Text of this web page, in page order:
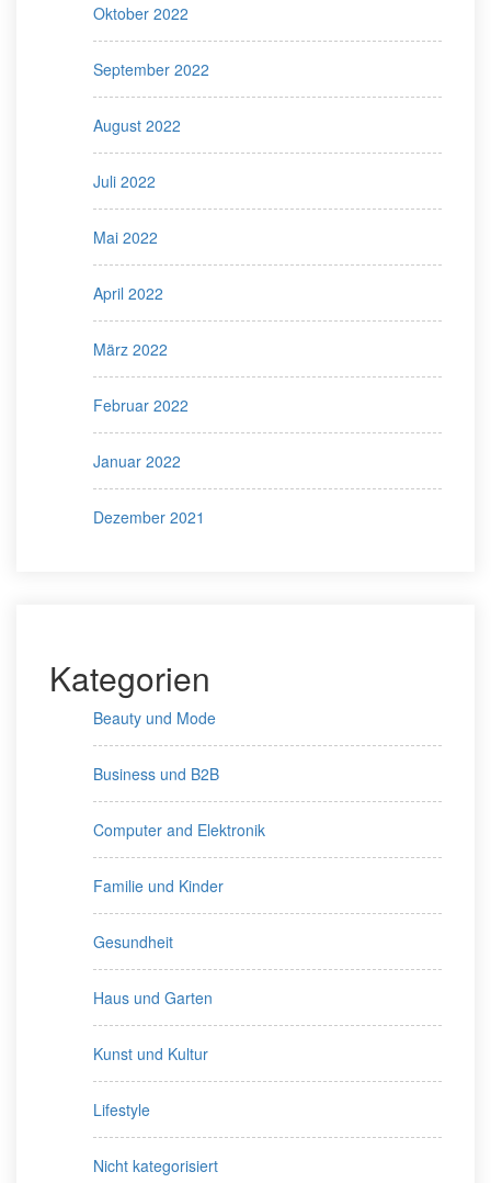
Oktober 2022
September 2022
August 2022
Juli 2022
Mai 2022
April 2022
März 2022
Februar 2022
Januar 2022
Dezember 2021
Kategorien
Beauty und Mode
Business und B2B
Computer and Elektronik
Familie und Kinder
Gesundheit
Haus und Garten
Kunst und Kultur
Lifestyle
Nicht kategorisiert